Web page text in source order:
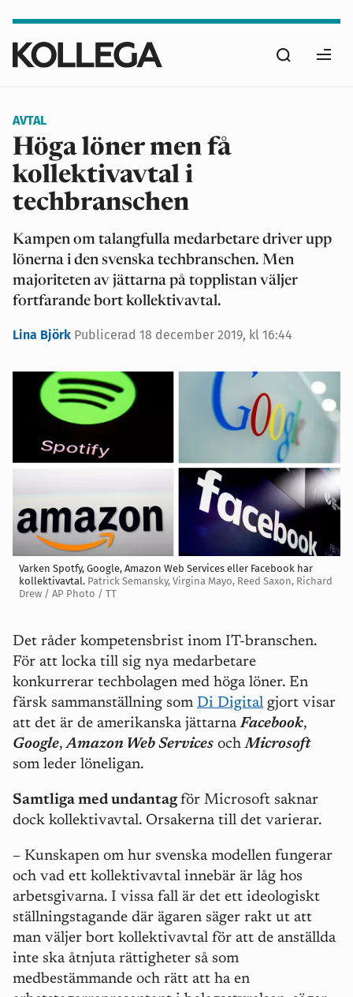
huvudinnehåll
Sök
AVTAL
Höga löner men få
kollektivavtal i
techbranschen
Kampen om talangfulla medarbetare driver upp
lönerna i den svenska techbranschen. Men
majoriteten av jättarna på topplistan väljer
fortfarande bort kollektivavtal.
Lina Björk Publicerad 18 december 2019, kl 16:44
Varken Spotfy, Google, Amazon Web Services eller Facebook har
kollektivavtal. Patrick Semansky, Virgina Mayo, Reed Saxon, Richard
Drew / AP Photo / TT
Det råder kompetensbrist inom IT-branschen.
För att locka till sig nya medarbetare
konkurrerar techbolagen med höga löner. En
färsk sammanställning som Di Digital gjort visar
att det är de amerikanska jättarnaFacebook,
Google,Amazon Web Services ochMicrosoft
som leder löneligan.
Samtliga med undantagför Microsoft saknar
dock kollektivavtal. Orsakerna till det varierar.
– Kunskapen om hur svenska modellen fungerar
och vad ett kollektivavtal innebär är låg hos
arbetsgivarna. I vissa fall är det ett ideologiskt
ställningstagande där ägaren säger rakt ut att
man väljer bort kollektivavtal för att de anställda
inte ska åtnjuta rättigheter så som
medbestämmande och rätt att ha en